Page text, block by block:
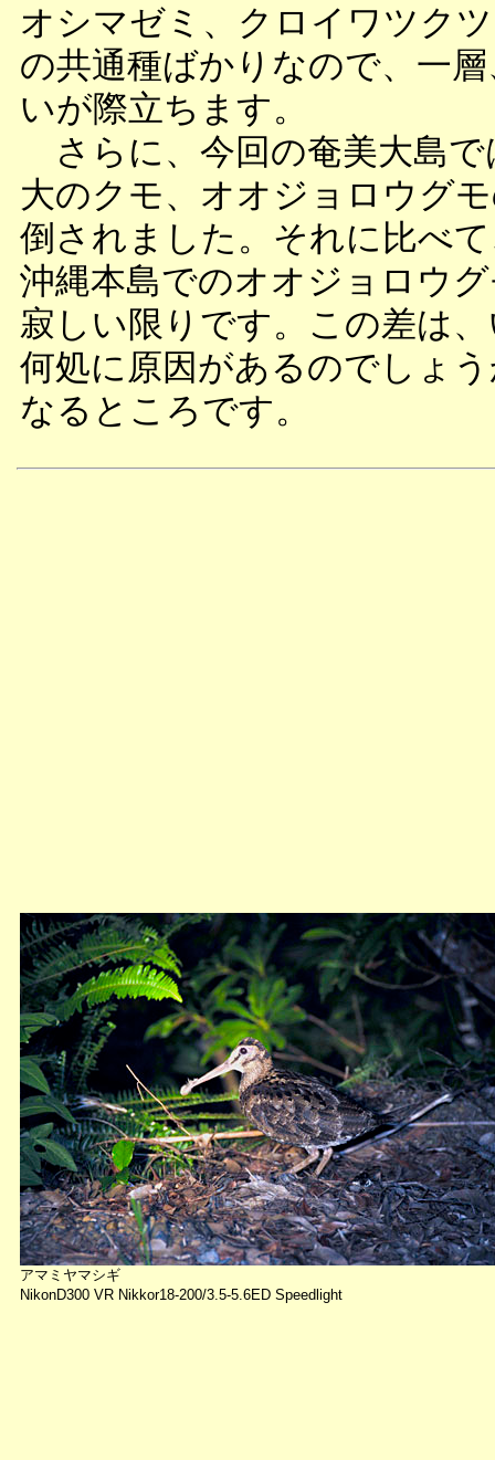
オシマゼミ、クロイワツク
の共通種ばかりなので、一
いが際立ちます。
さらに、今回の奄美大島で
大のクモ、オオジョロウグ
倒されました。それに比べ
沖縄本島でのオオジョロウ
寂しい限りです。この差は
何処に原因があるのでしょ
なるところです。
アマミヤマシギ
NikonD300 VR Nikkor18-200/3.5-5.6ED Speedlight